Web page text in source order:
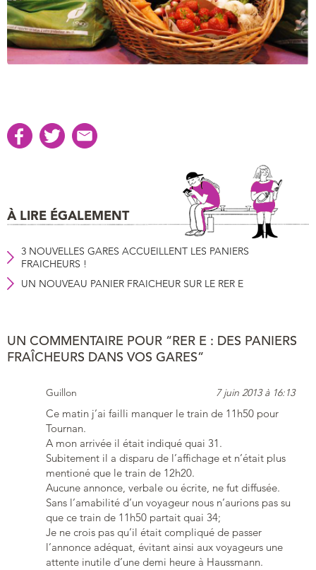
À LIRE ÉGALEMENT
3 NOUVELLES GARES ACCUEILLENT LES PANIERS
FRAICHEURS !
UN NOUVEAU PANIER FRAICHEUR SUR LE RER E
UN COMMENTAIRE POUR “RER E : DES PANIERS
FRAÎCHEURS DANS VOS GARES”
Guillon 7 juin 2013 à 16:13
Ce matin j’ai failli manquer le train de 11h50 pour
Tournan.
A mon arrivée il était indiqué quai 31.
Subitement il a disparu de l’affichage et n’était plus
mentioné que le train de 12h20.
Aucune annonce, verbale ou écrite, ne fut diffusée.
Sans l’amabilité d’un voyageur nous n’aurions pas su
que ce train de 11h50 partait quai 34;
Je ne crois pas qu’il était compliqué de passer
l’annonce adéquat, évitant ainsi aux voyageurs une
attente inutile d’une demi heure à Haussmann.